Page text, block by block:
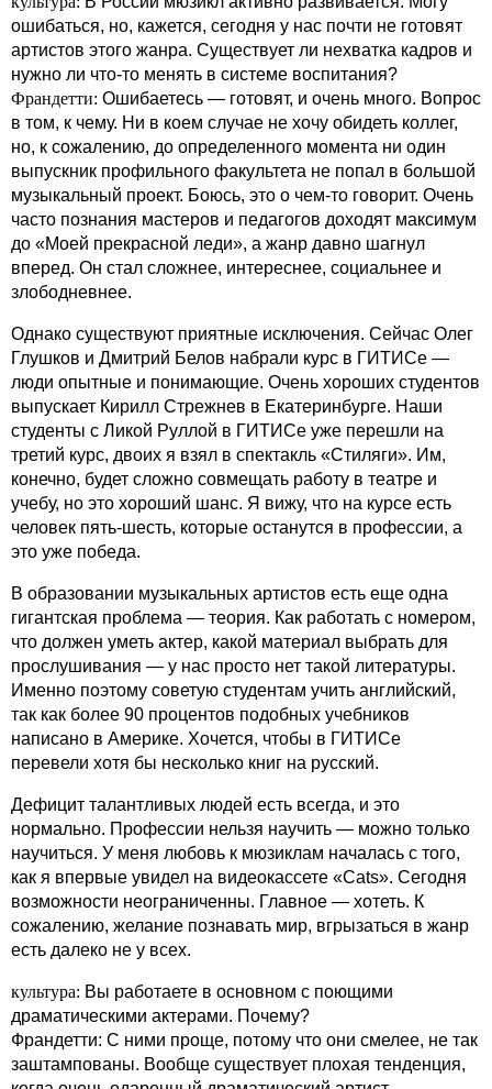
ошибаться, но, кажется, сегодня у нас почти не готовят
артистов этого жанра. Существует ли нехватка кадров и
нужно ли что-то менять в системе воспитания?
Франдетти: Ошибаетесь — готовят, и очень много. Вопрос
в том, к чему. Ни в коем случае не хочу обидеть коллег,
но, к сожалению, до определенного момента ни один
выпускник профильного факультета не попал в большой
музыкальный проект. Боюсь, это о чем-то говорит. Очень
часто познания мастеров и педагогов доходят максимум
до «Моей прекрасной леди», а жанр давно шагнул
вперед. Он стал сложнее, интереснее, социальнее и
злободневнее.
Однако существуют приятные исключения. Сейчас Олег
Глушков и Дмитрий Белов набрали курс в ГИТИСе —
люди опытные и понимающие. Очень хороших студентов
выпускает Кирилл Стрежнев в Екатеринбурге. Наши
студенты с Ликой Руллой в ГИТИСе уже перешли на
третий курс, двоих я взял в спектакль «Стиляги». Им,
конечно, будет сложно совмещать работу в театре и
учебу, но это хороший шанс. Я вижу, что на курсе есть
человек пять-шесть, которые останутся в профессии, а
это уже победа.
В образовании музыкальных артистов есть еще одна
гигантская проблема — теория. Как работать с номером,
что должен уметь актер, какой материал выбрать для
прослушивания — у нас просто нет такой литературы.
Именно поэтому советую студентам учить английский,
так как более 90 процентов подобных учебников
написано в Америке. Хочется, чтобы в ГИТИСе
перевели хотя бы несколько книг на русский.
Дефицит талантливых людей есть всегда, и это
нормально. Профессии нельзя научить — можно только
научиться. У меня любовь к мюзиклам началась с того,
как я впервые увидел на видеокассете «Cats». Сегодня
возможности неограниченны. Главное — хотеть. К
сожалению, желание познавать мир, вгрызаться в жанр
есть далеко не у всех.
культура: Вы работаете в основном с поющими
драматическими актерами. Почему?
Франдетти: С ними проще, потому что они смелее, не так
заштампованы. Вообще существует плохая тенденция,